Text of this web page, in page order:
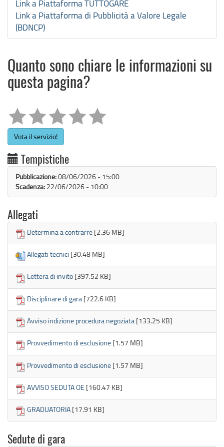
Link a Piattaforma TUTTOGARE
Link a Piattaforma di Pubblicità a Valore Legale
(BDNCP)
Quanto sono chiare le informazioni su
questa pagina?
Vota il servizio!
Tempistiche
Pubblicazione:08/06/2026 - 15:00
Scadenza: 22/06/2026 - 10:00
Allegati
Determina a contrarre [2.36 MB]
Allegati tecnici [30.48 MB]
Lettera di invito [397.52 KB]
Disciplinare di gara [722.6 KB]
Avviso indizione procedura negoziata [133.25 KB]
Provvedimento di esclusione [1.57 MB]
Provvedimento di esclusione [1.57 MB]
AVVISO SEDUTA OE [160.47 KB]
GRADUATORIA [17.91 KB]
Sedute di gara